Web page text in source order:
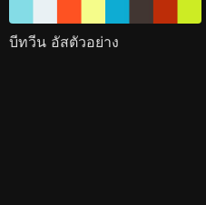
บีทวีน อัสตัวอย่าง